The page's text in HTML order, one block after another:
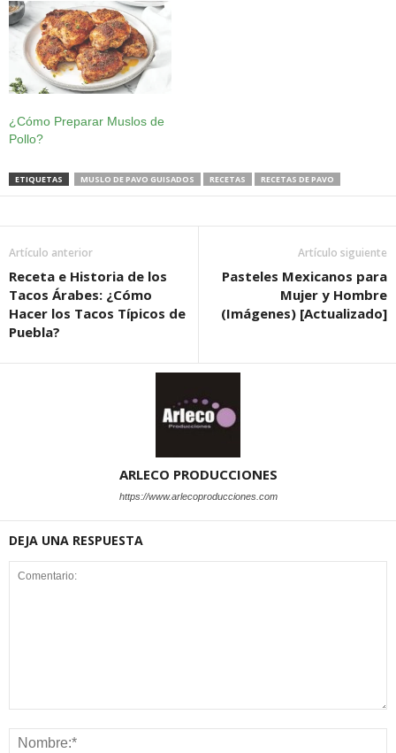
¿Cómo Preparar Muslos de
Pollo?
ETIQUETAS MUSLO DE PAVO GUISADOS RECETAS RECETAS DE PAVO
Artículo anterior
Receta e Historia de los
Tacos Árabes: ¿Cómo
Hacer los Tacos Típicos de
Puebla?
Artículo siguiente
Pasteles Mexicanos para
Mujer y Hombre
(Imágenes) [Actualizado]
ARLECO PRODUCCIONES
https://www.arlecoproducciones.com
DEJA UNA RESPUESTA